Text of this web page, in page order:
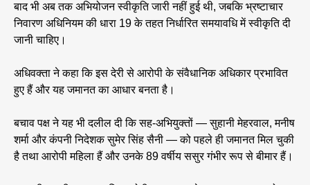
बाद भी अब तक अभियोजन स्वीकृति जारी नहीं हुई थी, जबकि भ्रष्टाचार
निवारण अधिनियम की धारा 19 के तहत निर्धारित समयावधि में स्वीकृति दी
जानी चाहिए।
अधिवक्ता ने कहा कि इस देरी से आरोपी के संवैधानिक अधिकार प्रभावित
हुए हैं और यह जमानत का आधार बनता है।
बचाव पक्ष ने यह भी दलील दी कि सह-अभियुक्तों — सुहानी मेहरवाल, मनीष
शर्मा और कंपनी निदेशक सुमेर सिंह सैनी — को पहले ही जमानत मिल चुकी
है तथा आरोपी महिला हैं और उनके 89 वर्षीय ससुर गंभीर रूप से बीमार हैं।